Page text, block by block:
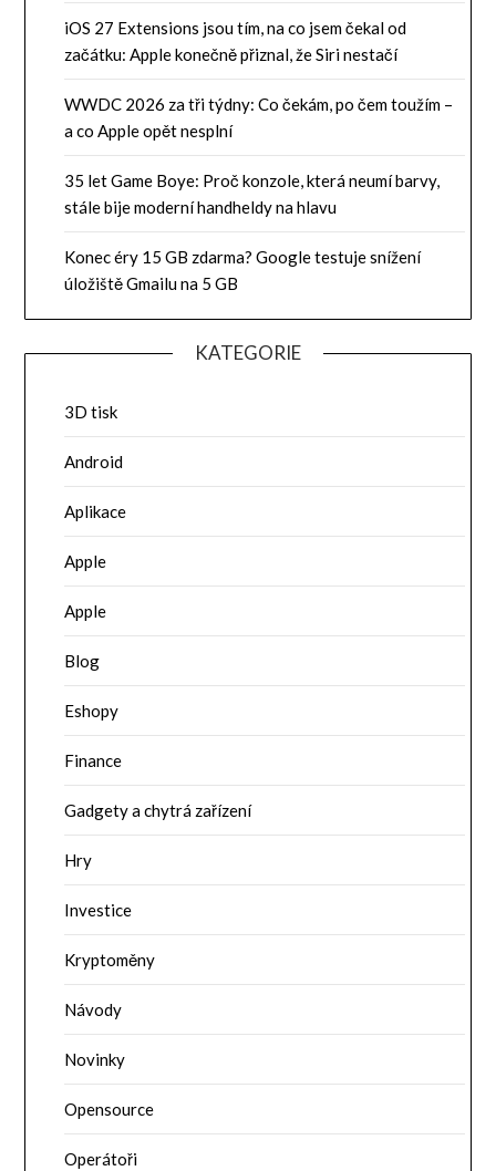
iOS 27 Extensions jsou tím, na co jsem čekal od
začátku: Apple konečně přiznal, že Siri nestačí
WWDC 2026 za tři týdny: Co čekám, po čem toužím –
a co Apple opět nesplní
35 let Game Boye: Proč konzole, která neumí barvy,
stále bije moderní handheldy na hlavu
Konec éry 15 GB zdarma? Google testuje snížení
úložiště Gmailu na 5 GB
KATEGORIE
3D tisk
Android
Aplikace
Apple
Apple
Blog
Eshopy
Finance
Gadgety a chytrá zařízení
Hry
Investice
Kryptoměny
Návody
Novinky
Opensource
Operátoři